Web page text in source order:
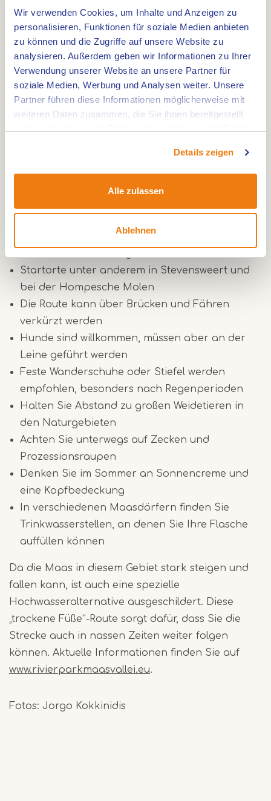
Wir verwenden Cookies, um Inhalte und Anzeigen zu
personalisieren, Funktionen für soziale Medien anbieten
zu können und die Zugriffe auf unsere Website zu
analysieren. Außerdem geben wir Informationen zu Ihrer
Verwendung unserer Website an unsere Partner für
soziale Medien, Werbung und Analysen weiter. Unsere
Partner führen diese Informationen möglicherweise mit
weiteren Daten zusammen, die Sie ihnen bereitgestellt
Details zeigen
Alle zulassen
Ablehnen
auch einen ausführlichen Wanderführer mit
Kartenmaterial und Hintergrundinformationen
über das Gebiet. Diese Broschüre können Sie im
Webshop bestellen.
Praktische Informationen
Länge der Route: 137 Kilometer
In beide Richtungen ausgeschildert mit
sechseckigen weißen Schildern mit dem
Alte grüne Schilder mit dem alten Logo werden
Hochwasseralternative bei hohen
Startorte unter anderem in Stevensweert und
bei der Hompesche Molen
Die Route kann über Brücken und Fähren
verkürzt werden
Hunde sind willkommen, müssen aber an der
Leine geführt werden
Feste Wanderschuhe oder Stiefel werden
empfohlen, besonders nach Regenperioden
Halten Sie Abstand zu großen Weidetieren in
den Naturgebieten
Achten Sie unterwegs auf Zecken und
Prozessionsraupen
Denken Sie im Sommer an Sonnencreme und
eine Kopfbedeckung
In verschiedenen Maasdörfern finden Sie
Trinkwasserstellen, an denen Sie Ihre Flasche
auffüllen können
Da die Maas in diesem Gebiet stark steigen und
fallen kann, ist auch eine spezielle
Hochwasseralternative ausgeschildert. Diese
„trockene Füße“-Route sorgt dafür, dass Sie die
Strecke auch in nassen Zeiten weiter folgen
können. Aktuelle Informationen finden Sie auf
www.rivierparkmaasvallei.eu.
Fotos: Jorgo Kokkinidis